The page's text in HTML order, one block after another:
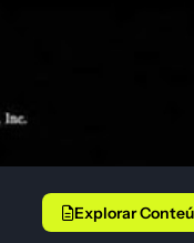
Explorar